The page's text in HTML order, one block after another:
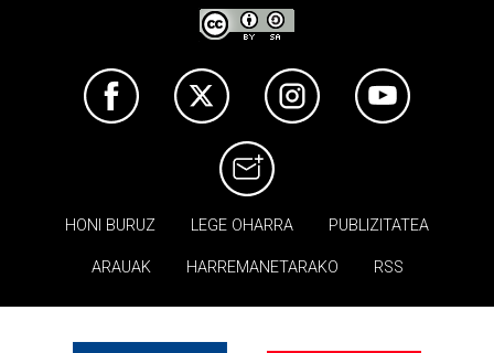
HONI BURUZ LEGE OHARRA PUBLIZITATEA
ARAUAK HARREMANETARAKO RSS